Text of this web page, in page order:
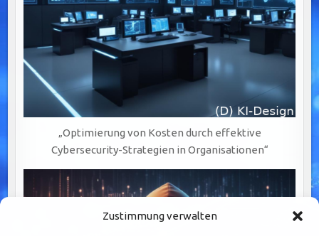
Zustimmung verwalten
„Optimierung von Kosten durch effektive
Cybersecurity-Strategien in Organisationen“